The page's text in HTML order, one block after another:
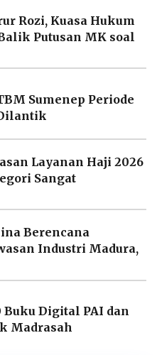
Rozi, Kuasa Hukum
Putusan MK soal
Sumenep Periode
Layanan Haji 2026
Sangat
Berencana
Industri Madura,
Digital PAI dan
Madrasah